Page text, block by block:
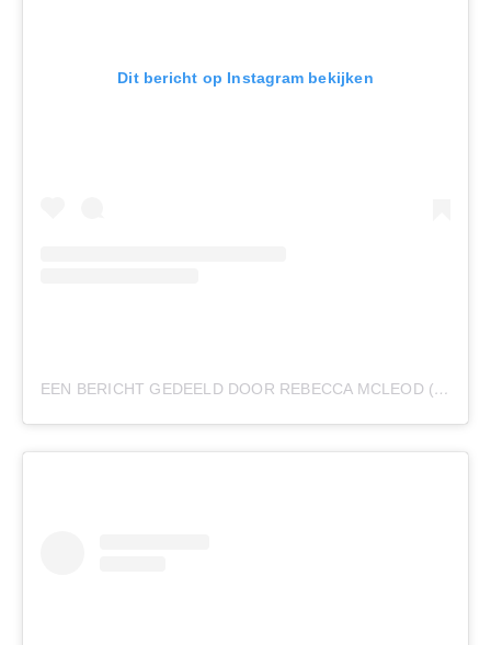
Dit bericht op Instagram bekijken
EEN BERICHT GEDEELD DOOR REBECCA MCLEOD (@REBECCAMCLEOD__)